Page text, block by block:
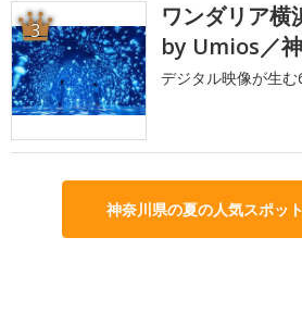
3
ワンダリア
by Umios／
デジタル映像が生
神奈川県の夏の人気スポッ